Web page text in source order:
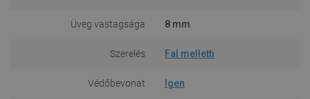
Üveg vastagsága 8 mm
Szerelés Fal melletti
Védőbevonat Igen